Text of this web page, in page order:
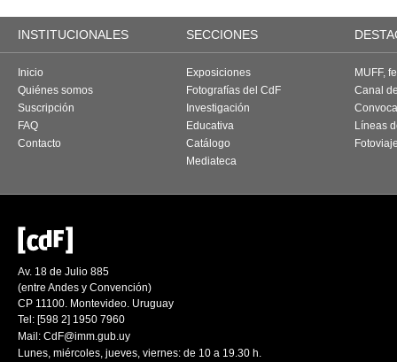
INSTITUCIONALES SECCIONES
Inicio
Quiénes somos
Suscripción
FAQ
Contacto
Exposiciones
Fotografías del CdF
Investigación
Educativa
Catálogo
Mediateca
MUFF,
Canal
Líneas
Av. 18 de Julio 885
(entre Andes y Convención)
CP 11100. Montevideo. Uruguay
Tel: [598 2] 1950 7960
Mail: CdF@imm.gub.uy
Lunes, miércoles, jueves, viernes: de 10 a 19.30 h.